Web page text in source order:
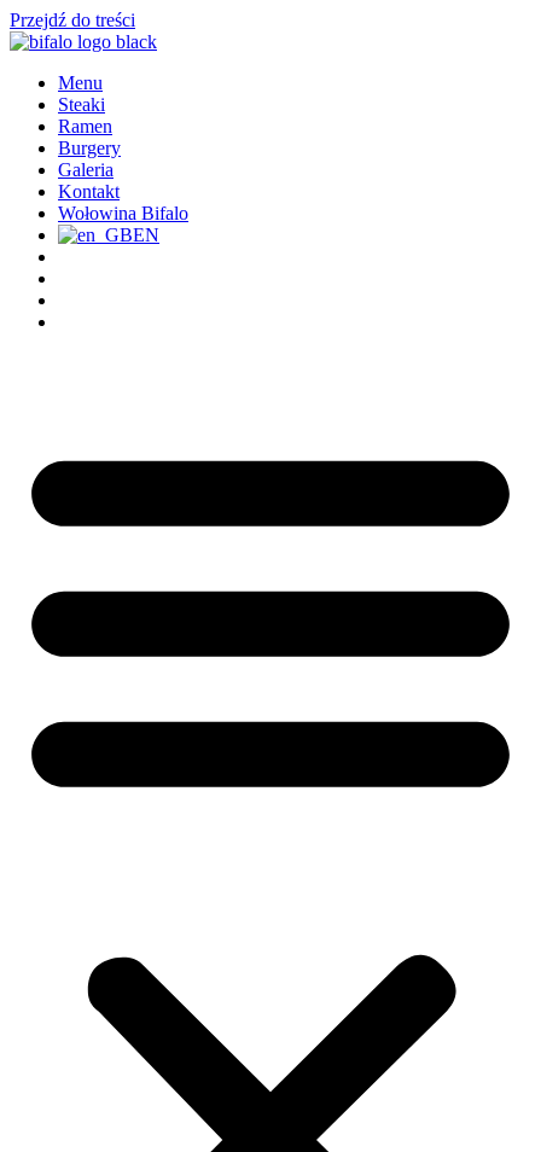
Przejdź do treści
Menu
Steaki
Ramen
Burgery
Galeria
Kontakt
Wołowina Bifalo
EN